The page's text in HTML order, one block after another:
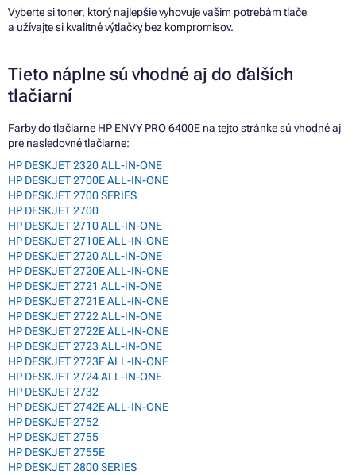
Vyberte si toner, ktorý najlepšie vyhovuje vašim potrebám tlače
a užívajte si kvalitné výtlačky bez kompromisov.
Tieto náplne sú vhodné aj do ďalších
tlačiarní
Farby do tlačiarne HP ENVY PRO 6400E na tejto stránke sú vhodné aj
pre nasledovné tlačiarne:
HP DESKJET 2320 ALL-IN-ONE
HP DESKJET 2700E ALL-IN-ONE
HP DESKJET 2700 SERIES
HP DESKJET 2700
HP DESKJET 2710 ALL-IN-ONE
HP DESKJET 2710E ALL-IN-ONE
HP DESKJET 2720 ALL-IN-ONE
HP DESKJET 2720E ALL-IN-ONE
HP DESKJET 2721 ALL-IN-ONE
HP DESKJET 2721E ALL-IN-ONE
HP DESKJET 2722 ALL-IN-ONE
HP DESKJET 2722E ALL-IN-ONE
HP DESKJET 2723 ALL-IN-ONE
HP DESKJET 2723E ALL-IN-ONE
HP DESKJET 2724 ALL-IN-ONE
HP DESKJET 2732
HP DESKJET 2742E ALL-IN-ONE
HP DESKJET 2752
HP DESKJET 2755
HP DESKJET 2755E
HP DESKJET 2800 SERIES